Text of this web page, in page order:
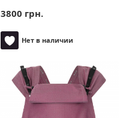
3800 грн.
Нет в наличии